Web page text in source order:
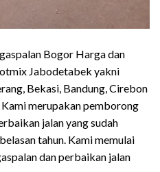
Bogor Harga dan
Jabodetabek yakni
Bekasi, Bandung, Cirebon
Kami merupakan pemborong
jalan yang sudah
tahun. Kami memulai
dan perbaikan jalan